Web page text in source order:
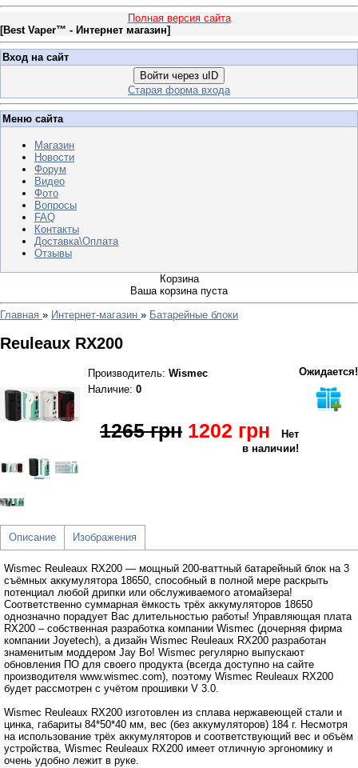
Полная версия сайта
[Best Vaper™ - Интернет магазин]
Вход на сайт
Войти через uID
Старая форма входа
Меню сайта
Магазин
Новости
Форум
Видео
Фото
Вопросы
FAQ
Контакты
Доставка\Оплата
Отзывы
Корзина
Ваша корзина пуста
Главная » Интернет-магазин » Батарейные блоки
Reuleaux RX200
Производитель: Wismec
Наличие: 0
Ожидается!
1265 грн 1202 грн
Нет
в наличии!
Описание Изображения
Wismec Reuleaux RX200 ― мощный 200-ваттный батарейный блок на 3
съёмных аккумулятора 18650, способный в полной мере раскрыть
потенциал любой дрипки или обслуживаемого атомайзера!
Соответственно суммарная ёмкость трёх аккумуляторов 18650
однозначно порадует Вас длительностью работы! Управляющая плата
RX200 – собственная разработка компании Wismec (дочерняя фирма
компании Joyetech), а дизайн Wismec Reuleaux RX200 разработан
знаменитым моддером Jay Bo! Wismec регулярно выпускают
обновления ПО для своего продукта (всегда доступно на сайте
производителя www.wismec.com), поэтому Wismec Reuleaux RX200
будет рассмотрен с учётом прошивки V 3.0.
Wismec Reuleaux RX200 изготовлен из сплава нержавеющей стали и
цинка, габариты 84*50*40 мм, вес (без аккумуляторов) 184 г. Несмотря
на использование трёх аккумуляторов и соответствующий вес и объём
устройства, Wismec Reuleaux RX200 имеет отличную эргономику и
очень удобно лежит в руке.